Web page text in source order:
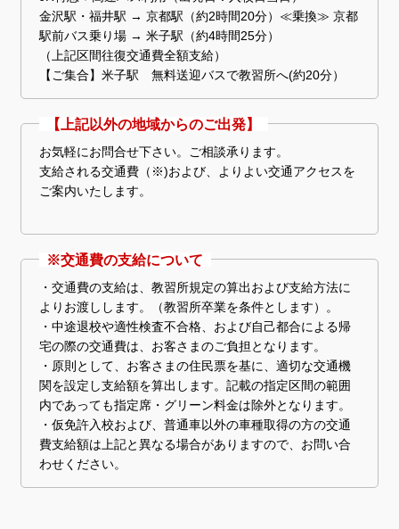
金沢駅・福井駅 → 京都駅（約2時間20分）≪乗換≫ 京都
駅前バス乗り場 → 米子駅（約4時間25分）
（上記区間往復交通費全額支給）
【ご集合】米子駅 無料送迎バスで教習所へ(約20分）
【上記以外の地域からのご出発】
お気軽にお問合せ下さい。ご相談承ります。
支給される交通費（※)および、よりよい交通アクセスを
ご案内いたします。
※交通費の支給について
・交通費の支給は、教習所規定の算出および支給方法に
よりお渡しします。（教習所卒業を条件とします）。
・中途退校や適性検査不合格、および自己都合による帰
宅の際の交通費は、お客さまのご負担となります。
・原則として、お客さまの住民票を基に、適切な交通機
関を設定し支給額を算出します。記載の指定区間の範囲
内であっても指定席・グリーン料金は除外となります。
・仮免許入校および、普通車以外の車種取得の方の交通
費支給額は上記と異なる場合がありますので、お問い合
わせください。